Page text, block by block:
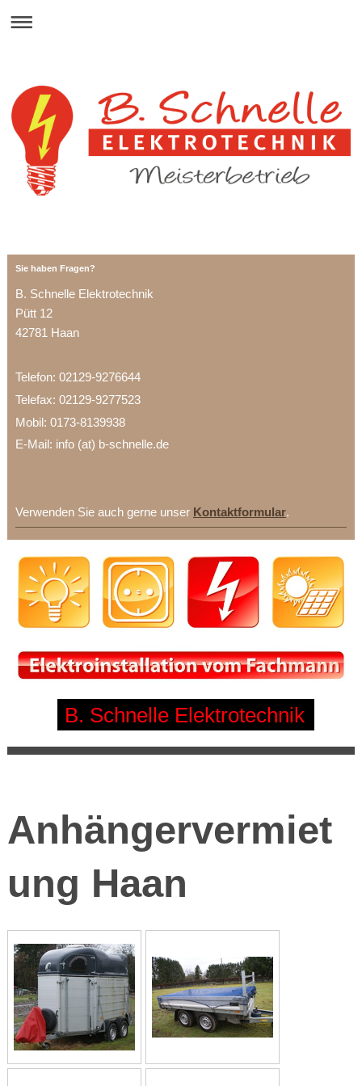
Sie haben Fragen?
B. Schnelle Elektrotechnik
Pütt 12
42781 Haan
Telefon: 02129-9276644
Telefax: 02129-9277523
Mobil: 0173-8139938
E-Mail: info (at) b-schnelle.de
Verwenden Sie auch gerne unser Kontaktformular.
B. Schnelle Elektrotechnik
Anhängervermiet
ung Haan